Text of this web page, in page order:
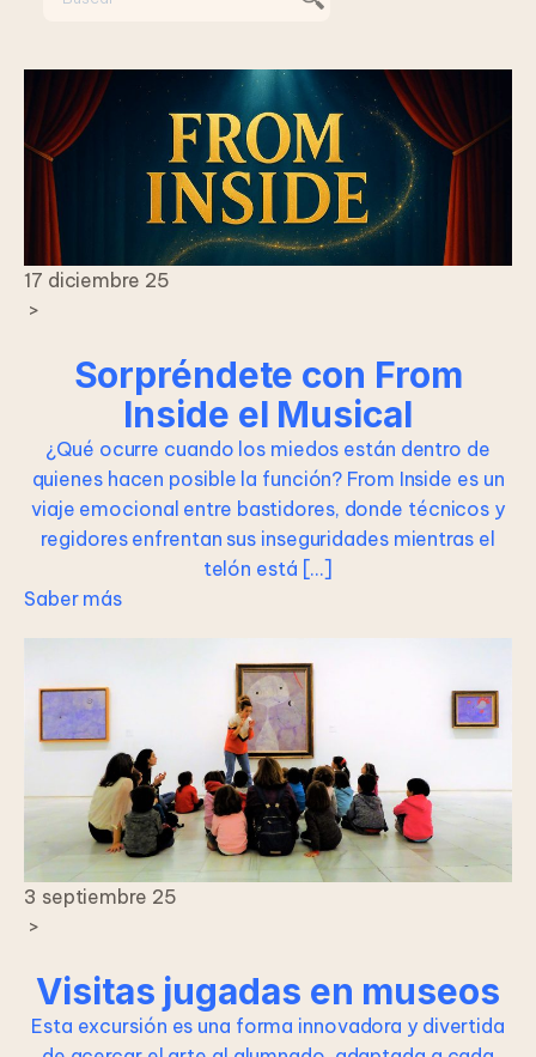
17 diciembre 25
>
Sorpréndete con From
Inside el Musical
¿Qué ocurre cuando los miedos están dentro de
quienes hacen posible la función? From Inside es un
viaje emocional entre bastidores, donde técnicos y
regidores enfrentan sus inseguridades mientras el
telón está […]
Saber más
3 septiembre 25
>
Visitas jugadas en museos
Esta excursión es una forma innovadora y divertida